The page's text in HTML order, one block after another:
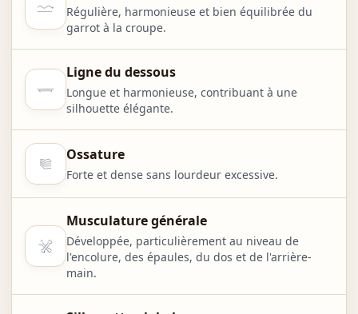
Régulière, harmonieuse et bien équilibrée du
garrot à la croupe.
Ligne du dessous
Longue et harmonieuse, contribuant à une
silhouette élégante.
Ossature
Forte et dense sans lourdeur excessive.
Musculature générale
Développée, particulièrement au niveau de
l'encolure, des épaules, du dos et de l'arrière-
main.